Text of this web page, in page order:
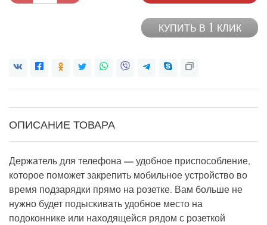
КУПИТЬ В 1 КЛИК
ОПИСАНИЕ ТОВАРА
Держатель для телефона—удобное приспособление,
которое поможет закрепить мобильное устройство во
время подзарядки прямо на розетке. Вам больше не
нужно будет подыскивать удобное место на
подоконнике или находящейся рядом с розеткой